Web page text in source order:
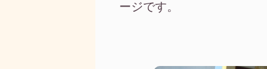
ージです。